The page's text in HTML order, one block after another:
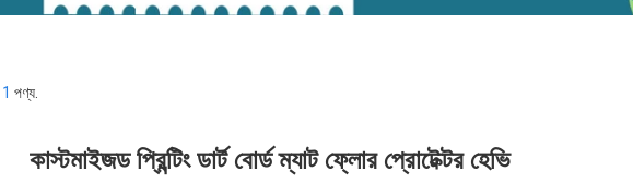
1 পণ্য.
কাস্টমাইজড প্রিন্টিং ডার্ট বোর্ড ম্যাট ফ্লোর প্রোটেক্টর হেভি